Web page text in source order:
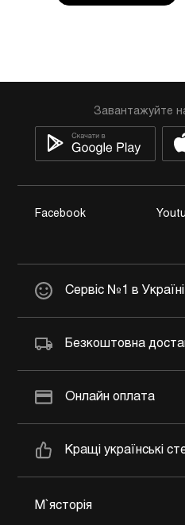
Завантажуйте
Facebook
Сервіс №1 в Україні
Безкоштовна
Онлайн оплата
Кращі українські
М`ясторія